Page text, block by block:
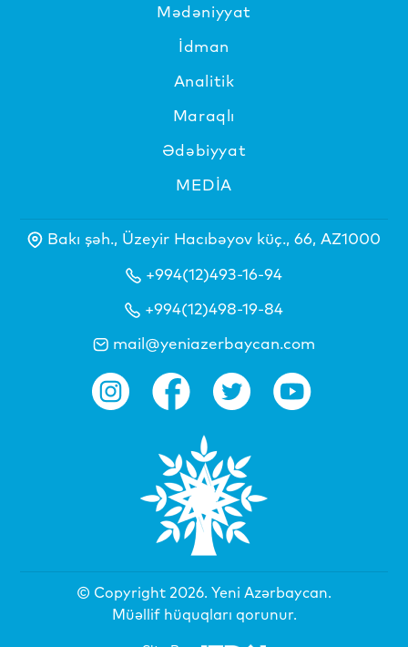
Mədəniyyat
İdman
Analitik
Maraqlı
Ədəbiyyat
MEDİA
Bakı şəh., Üzeyir Hacıbəyov küç., 66, AZ1000
+994(12)493-16-94
+994(12)498-19-84
mail@yeniazerbaycan.com
© Copyright 2026. Yeni Azərbaycan.
Müəllif hüquqları qorunur.